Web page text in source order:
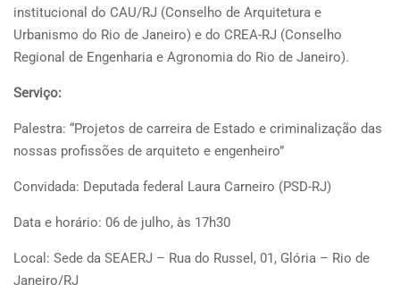
institucional do CAU/RJ (Conselho de Arquitetura e
Urbanismo do Rio de Janeiro) e do CREA-RJ (Conselho
Regional de Engenharia e Agronomia do Rio de Janeiro).
Serviço:
Palestra: “Projetos de carreira de Estado e criminalização das
nossas profissões de arquiteto e engenheiro”
Convidada: Deputada federal Laura Carneiro (PSD-RJ)
Data e horário: 06 de julho, às 17h30
Local: Sede da SEAERJ – Rua do Russel, 01, Glória – Rio de
Janeiro/RJ